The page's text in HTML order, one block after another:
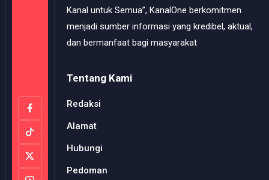
Kanal untuk Semua”, KanalOne berkomitmen
menjadi sumber informasi yang kredibel, aktual,
dan bermanfaat bagi masyarakat
Tentang Kami
Redaksi
Alamat
Hubungi
Pedoman